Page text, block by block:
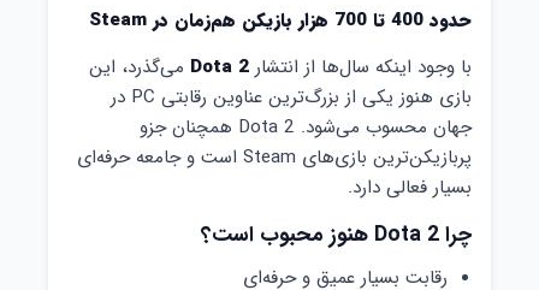
حدود 400 تا 700 هزار بازیکن هم‌زمان در Steam
با وجود اینکه سال‌ها از انتشار Dota 2 می‌گذرد، این
بازی هنوز یکی از بزرگ‌ترین عناوین رقابتی PC در
جهان محسوب می‌شود. Dota 2 همچنان جزو
پربازیکن‌ترین بازی‌های Steam است و جامعه حرفه‌ای
بسیار فعالی دارد.
چرا Dota 2 هنوز محبوب است؟
رقابت بسیار عمیق و حرفه‌ای